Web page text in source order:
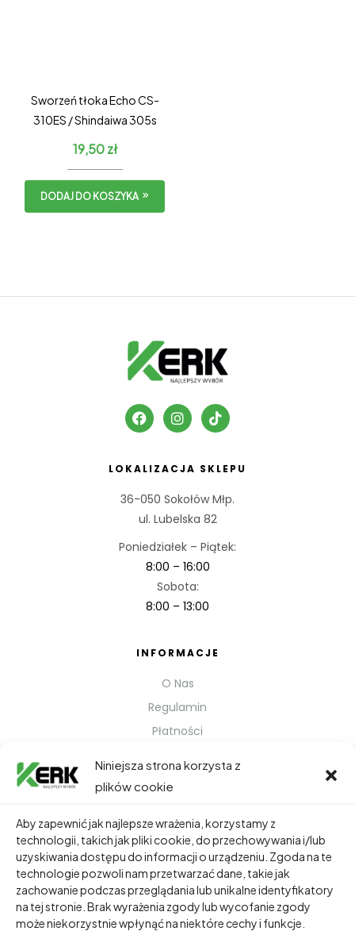
Niniejsza strona korzysta z
plików cookie
Aby zapewnić jak najlepsze wrażenia, korzystamy z
technologii, takich jak pliki cookie, do przechowywania i/lub
uzyskiwania dostępu do informacji o urządzeniu. Zgoda na te
technologie pozwoli nam przetwarzać dane, takie jak
zachowanie podczas przeglądania lub unikalne identyfikatory
na tej stronie. Brak wyrażenia zgody lub wycofanie zgody
może niekorzystnie wpłynąć na niektóre cechy i funkcje.
Sworzeń tłoka Echo CS-
310ES / Shindaiwa 305s
19,50zł
DODAJ DO KOSZYKA
LOKALIZACJA SKLEPU
36-050 Sokołów Młp.
ul. Lubelska 82
Poniedziałek – Piątek:
8:00 – 16:00
Sobota:
8:00 – 13:00
INFORMACJE
O Nas
Regulamin
Płatności
TWOJE KONTO
Dane Osobowe
Zamówienia
Adresy